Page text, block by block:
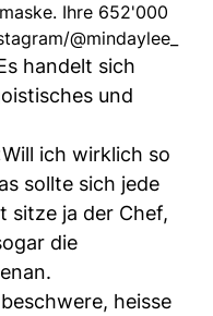
Ihre 652'000
@mindaylee_
handelt sich
und
ich wirklich so
sollte sich jede
sitze ja der Chef,
die
heisse